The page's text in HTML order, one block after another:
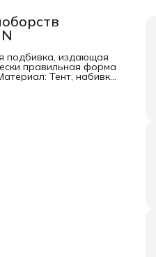
подбивка, издающая
правильная форма
Тент, набивка